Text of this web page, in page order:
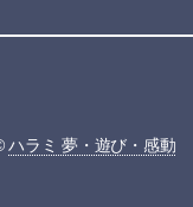
ハラミ 夢・遊び・感動